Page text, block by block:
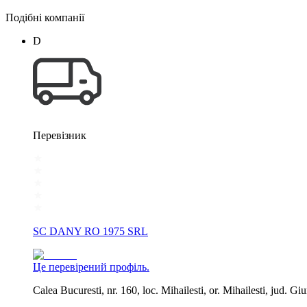
Подібні компанії
D
Перевізник
SC DANY RO 1975 SRL
Це перевірений профіль.
Calea Bucuresti, nr. 160, loc. Mihailesti, or. Mihailesti, jud.